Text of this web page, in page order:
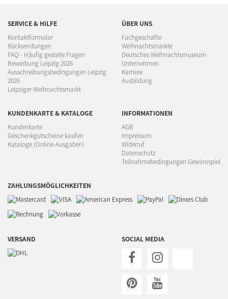
SERVICE & HILFE
Kontaktformular
Rücksendungen
FAQ - Häufig gestelle Fragen
Bewerbung Leipzig 2026
Ausschreibungsbedingungen Leipzig
2026
Leipziger Weihnachtsmarkt
ÜBER UNS
Fachgeschäfte
Weihnachtsmärkte
Deutsches Weihnachtsmuseum
Unternehmen
Karriere
Ausbildung
KUNDENKARTE & KATALOGE
Kundenkarte
Geschenkgutscheine kaufen
Kataloge (Online-Ausgaben)
INFORMATIONEN
AGB
Impressum
Widerruf
Datenschutz
Teilnahmebedingungen Gewinnspiel
ZAHLUNGSMÖGLICHKEITEN
VERSAND SOCIAL MEDIA